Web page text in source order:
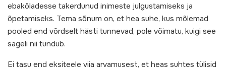
ebakõladesse takerdunud inimeste julgustamiseks ja
õpetamiseks. Tema sõnum on, et hea suhe, kus mõlemad
pooled end võrdselt hästi tunnevad, pole võimatu, kuigi see
sageli nii tundub.
Ei tasu end eksiteele viia arvamusest, et heas suhtes tülisid